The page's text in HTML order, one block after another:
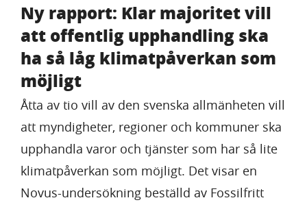
Ny rapport: Klar majoritet vill
att offentlig upphandling ska
ha så låg klimatpåverkan som
möjligt
Åtta av tio vill av den svenska allmänheten vill
att myndigheter, regioner och kommuner ska
upphandla varor och tjänster som har så lite
klimatpåverkan som möjligt. Det visar en
Novus-undersökning beställd av Fossilfritt